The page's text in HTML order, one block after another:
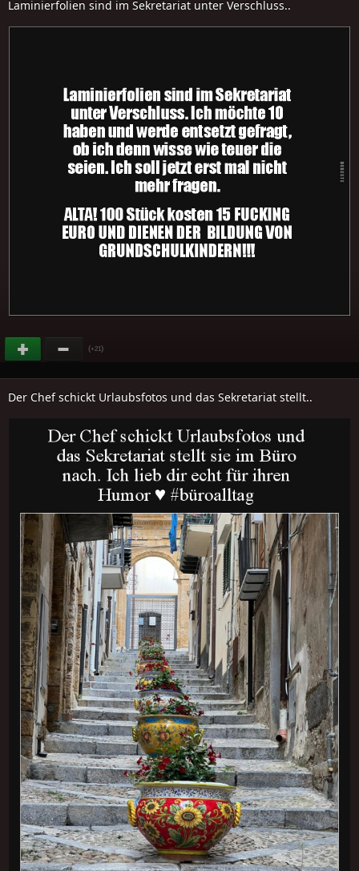
Laminierfolien sind im Sekretariat unter Verschluss..
(+21)
Der Chef schickt Urlaubsfotos und das Sekretariat stellt..